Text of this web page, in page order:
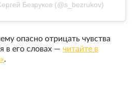
Безруков (@s_bezrukov)
опасно отрицать чувства
в его словах — читайте в
.